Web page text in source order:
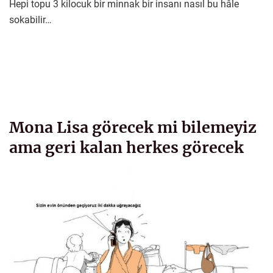
Hepi topu 3 kilocuk bir minnak bir insanı nasıl bu hâle
sokabilir…
Mona Lisa görecek mi bilemeyiz
ama geri kalan herkes görecek